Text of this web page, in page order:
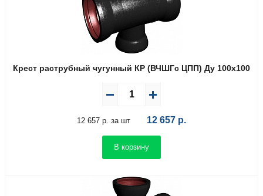
Крест раструбный чугунный КР (ВЧШГс ЦПП) Ду 100х100
12 657 р. за шт 12 657 р.
В корзину